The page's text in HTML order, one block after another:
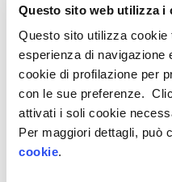
Questo sito web utilizza i
Questo sito utilizza
esperienza di navigazione
cookie di profilazione per
con le sue preferenze.
attivati i soli cookie
Per maggiori dettagli, può
cookie.
operatori delle imprese
manifatturiero della
aperta anche a tutti
Friuli Venezia Giulia
temi legati al
saperne di più e per
4.0